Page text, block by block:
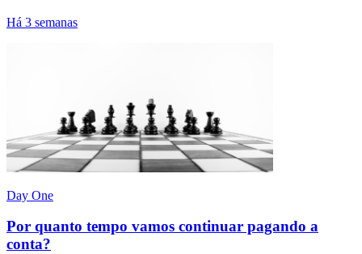
Há 3 semanas
Day One
Por quanto tempo vamos continuar pagando a
conta?